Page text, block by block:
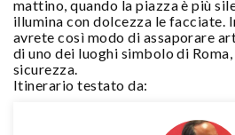
mattino, quando la piazza è più
illumina con dolcezza le facciate.
avrete così modo di assaporare
di uno dei luoghi simbolo di
sicurezza.
Itinerario testato da: